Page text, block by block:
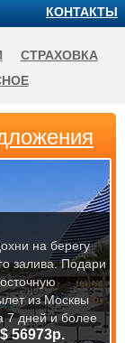
56973р.
на берегу
залива. Подари
из Москвы
7 дней и более
КОНТАКТЫ
СТРАХОВКА